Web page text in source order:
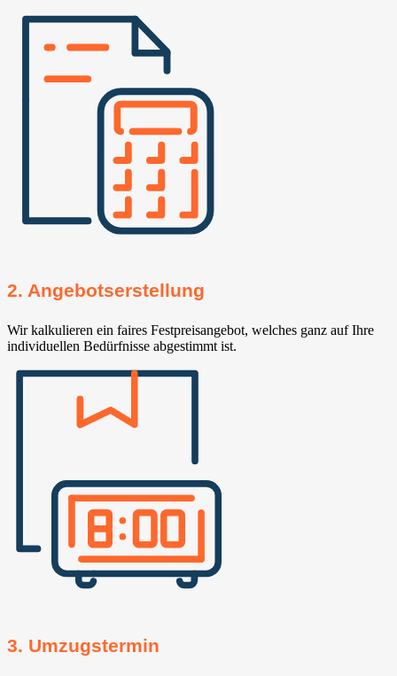
2. Angebotserstellung
Wir kalkulieren ein faires Festpreisangebot, welches ganz auf Ihre
individuellen Bedürfnisse abgestimmt ist.
3. Umzugstermin